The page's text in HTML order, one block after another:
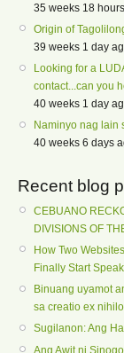
35 weeks 18
Origin of
39 weeks 1 day
Looking for a
contact...can you
40 weeks 1 day
Naminyo nag lain
40 weeks 6 days
Recent blog
CEBUANO
DIVISIONS OF
How Two
Finally Start
Binuang uyamot
sa creatio ex nihilo
Sugilanon: Ang
Ang Awit ni